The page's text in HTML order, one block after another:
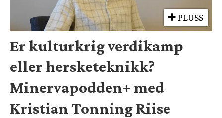
PLUSS
Er kulturkrig verdikamp
eller hersketeknikk?
Minervapodden+ med
Kristian Tonning Riise